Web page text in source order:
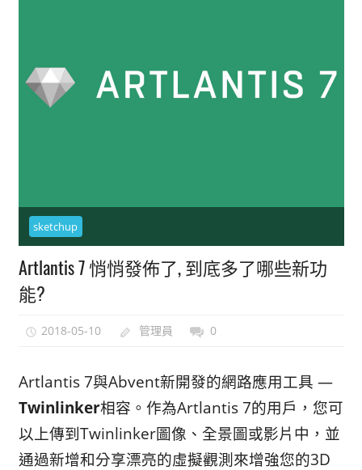
人
人
3D
軟sketchup
Artlantis 7 悄悄發佈了, 到底多了哪些新功
能?
2018-05-10 管理員 0
Artlantis 7與Abvent新開發的網路應用工具 —
Twinlinker相容。作為Artlantis 7的用戶，您可
以上傳到Twinlinker圖像、全景圖或影片中，並
通過新增和分享漂亮的虛擬觀測來增強您的3D